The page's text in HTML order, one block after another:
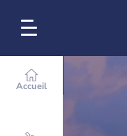
Accueil